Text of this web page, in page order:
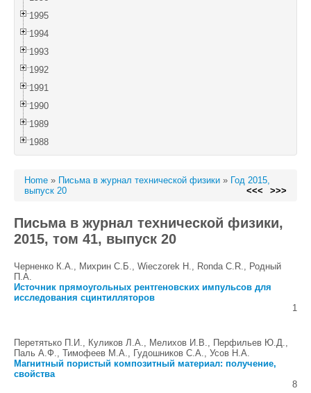
1995
1994
1993
1992
1991
1990
1989
1988
Home » Письма в журнал технической физики » Год 2015,
выпуск 20
<<< >>>
Письма в журнал технической физики,
2015, том 41, выпуск 20
Черненко К.А., Михрин С.Б., Wieczorek H., Ronda C.R., Родный
П.А.
Источник прямоугольных рентгеновских импульсов для
исследования сцинтилляторов
1
Перетятько П.И., Куликов Л.А., Мелихов И.В., Перфильев Ю.Д.,
Паль А.Ф., Тимофеев М.А., Гудошников С.А., Усов Н.А.
Магнитный пористый композитный материал: получение,
свойства
8